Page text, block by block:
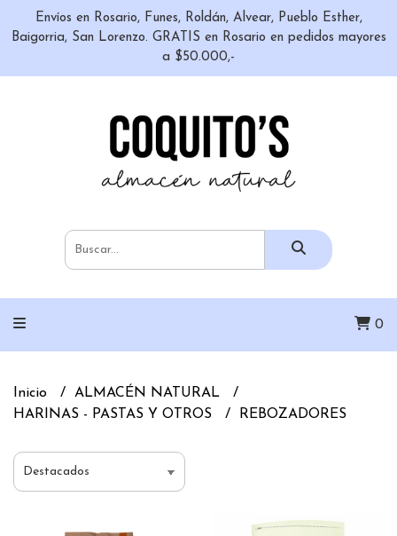
Envíos en Rosario, Funes, Roldán, Alvear, Pueblo Esther,
Baigorria, San Lorenzo. GRATIS en Rosario en pedidos mayores
a $50.000,-
0
Inicio
ALMACÉN NATURAL
HARINAS - PASTAS Y OTROS
REBOZADORES